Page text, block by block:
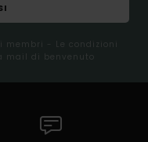
membri - Le condizioni
mail di benvenuto